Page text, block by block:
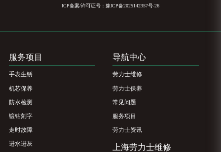
ICP备案/许可证号：豫ICP备2025142357号-26
服务项目
手表生锈
机芯保养
防水检测
镶钻刻字
走时故障
进水进灰
导航中心
劳力士维修
劳力士保养
常见问题
服务项目
劳力士资讯
上海劳力士维修